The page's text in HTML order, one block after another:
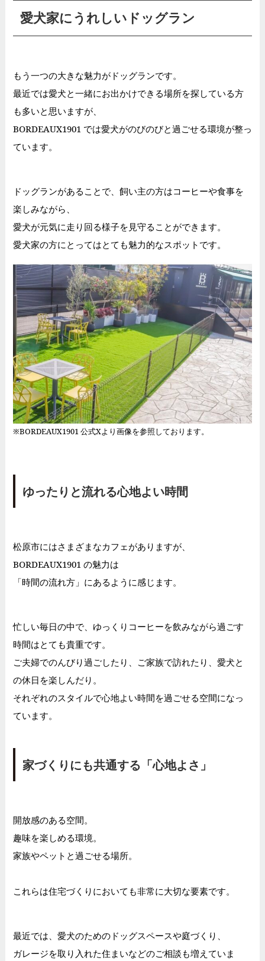
愛犬家にうれしいドッグラン
もう一つの大きな魅力がドッグランです。
最近では愛犬と一緒にお出かけできる場所を探している方
も多いと思いますが、
BORDEAUX1901 では愛犬がのびのびと過ごせる環境が整っ
ています。
ドッグランがあることで、飼い主の方はコーヒーや食事を
楽しみながら、
愛犬が元気に走り回る様子を見守ることができます。
愛犬家の方にとってはとても魅力的なスポットです。
※BORDEAUX1901 公式Xより画像を参照しております。
ゆったりと流れる心地よい時間
松原市にはさまざまなカフェがありますが、
BORDEAUX1901 の魅力は
「時間の流れ方」にあるように感じます。
忙しい毎日の中で、ゆっくりコーヒーを飲みながら過ごす
時間はとても貴重です。
ご夫婦でのんびり過ごしたり、ご家族で訪れたり、愛犬と
の休日を楽しんだり。
それぞれのスタイルで心地よい時間を過ごせる空間になっ
ています。
家づくりにも共通する「心地よさ」
開放感のある空間。
趣味を楽しめる環境。
家族やペットと過ごせる場所。
これらは住宅づくりにおいても非常に大切な要素です。
最近では、愛犬のためのドッグスペースや庭づくり、
ガレージを取り入れた住まいなどのご相談も増えていま